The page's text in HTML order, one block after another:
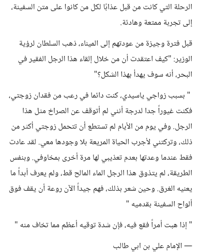
الرحلة التي كانت من قبل عذابًا لكل من كانوا على متن السفينة،
إلى تجربة ممتعة وهادئة.
قبل فترة وجيزة من عودتهم إلى الميناء، ذهب السلطان لرؤية
الوزير: "كيف اعتقدت أن من خلال إلقاء هذا الرجل الفقير في
البحر، أنه سوف يهدأ بهذا الشكل؟"
" بسبب زواجي ياسيدي، كنت دائما في رعب من فقدان زوجتي،
فكنت غيوراً جدا لدرجة أنني لم أتوقف عن الصراخ مثل هذا
الرجل. وفي يوم من الأيام لم تستطع أن تتحمل زوجتي أكثر من
ذلك، وتركتني لأجرب الحياة المريعة بلا وجودها معي. لقد عادت
فقط عندما وعدتها بعدم تعذيبي لها مرة أخرى بمخاوفي. وبنفس
الطريقة، لم يتذوق هذا الرجل الماء المالح قط، ولم يعرف أبداً ما
يعنيه الغرق. وحين شعر بذلك، فهم جيداً الآن روعة أن يقف فوق
ألواح السفينة بقدميه "
" إذا هبت أمراً فقع فيه، فإن شدة توقيه أعظم مما تخاف منه "
— الإمام علي بن ابي طالب